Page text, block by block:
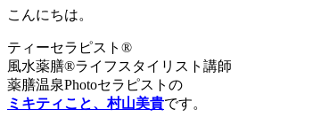
こんにちは。
ティーセラピスト®
風水薬膳®ライフスタイリスト講師
薬膳温泉Photoセラピストの
ミキティこと、村山美貴です。